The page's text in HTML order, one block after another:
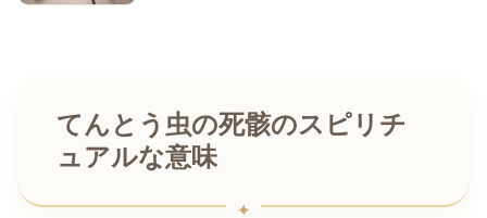
てんとう虫の死骸のスピリチ
ュアルな意味